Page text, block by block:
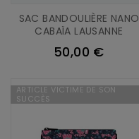
SAC BANDOULIÈRE NANO
CABAÏA LAUSANNE
50,00 €
ARTICLE VICTIME DE SON
SUCCÈS